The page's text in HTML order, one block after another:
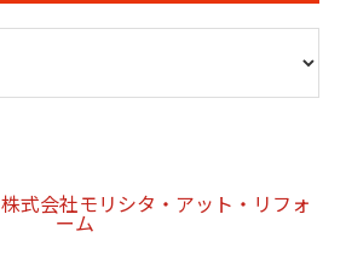
株式会社モリシタ・アット・リフォ
ーム